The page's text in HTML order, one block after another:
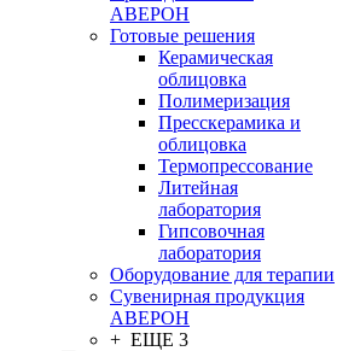
АВЕРОН
Готовые решения
Керамическая
облицовка
Полимеризация
Пресскерамика и
облицовка
Термопрессование
Литейная
лаборатория
Гипсовочная
лаборатория
Оборудование для терапии
Сувенирная продукция
АВЕРОН
+ ЕЩЕ 3